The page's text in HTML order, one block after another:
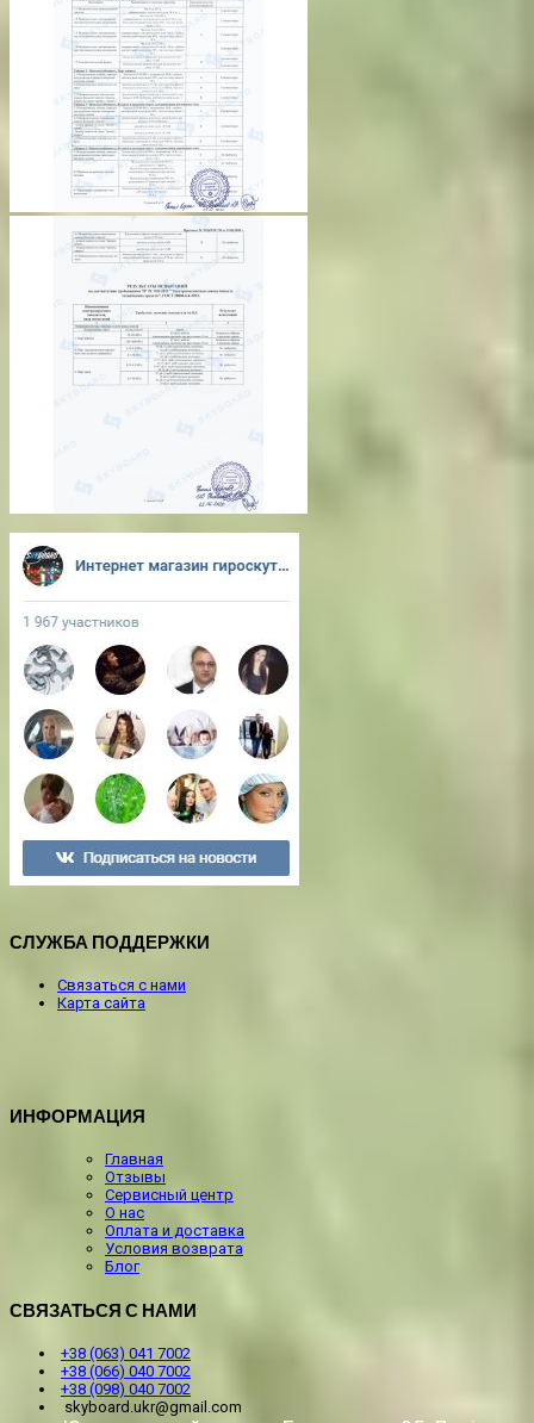
СЛУЖБА ПОДДЕРЖКИ
Связаться с нами
Карта сайта
ИНФОРМАЦИЯ
Главная
Отзывы
Сервисный центр
О нас
Оплата и доставка
Условия возврата
Блог
СВЯЗАТЬСЯ С НАМИ
+38 (063) 041 7002
+38 (066) 040 7002
+38 (098) 040 7002
skyboard.ukr@gmail.com